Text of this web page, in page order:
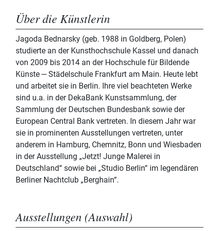
Über die Künstlerin
Jagoda Bednarsky (geb. 1988 in Goldberg, Polen)
studierte an der Kunsthochschule Kassel und danach
von 2009 bis 2014 an der Hochschule für Bildende
Künste ‒ Städelschule Frankfurt am Main. Heute lebt
und arbeitet sie in Berlin. Ihre viel beachteten Werke
sind u.a. in der DekaBank Kunstsammlung, der
Sammlung der Deutschen Bundesbank sowie der
European Central Bank vertreten. In diesem Jahr war
sie in prominenten Ausstellungen vertreten, unter
anderem in Hamburg, Chemnitz, Bonn und Wiesbaden
in der Ausstellung „Jetzt! Junge Malerei in
Deutschland“ sowie bei „Studio Berlin“ im legendären
Berliner Nachtclub „Berghain“.
Ausstellungen (Auswahl)